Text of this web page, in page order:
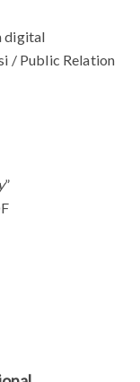
digital
/ Public Relation
”